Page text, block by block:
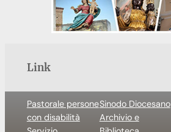
Link
Pastorale persone
con disabilità
Sinodo Diocesano
Archivio e